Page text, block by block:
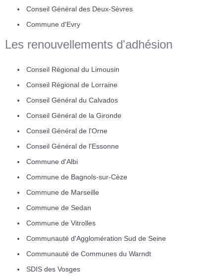
Conseil Général des Deux-Sèvres
Commune d'Evry
Les renouvellements d'adhésion
Conseil Régional du Limousin
Conseil Régional de Lorraine
Conseil Général du Calvados
Conseil Général de la Gironde
Conseil Général de l'Orne
Conseil Général de l'Essonne
Commune d'Albi
Commune de Bagnols-sur-Cèze
Commune de Marseille
Commune de Sedan
Commune de Vitrolles
Communauté d'Agglomération Sud de Seine
Communauté de Communes du Warndt
SDIS des Vosges